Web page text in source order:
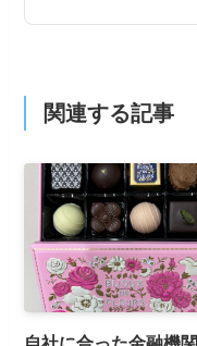
関連する記事